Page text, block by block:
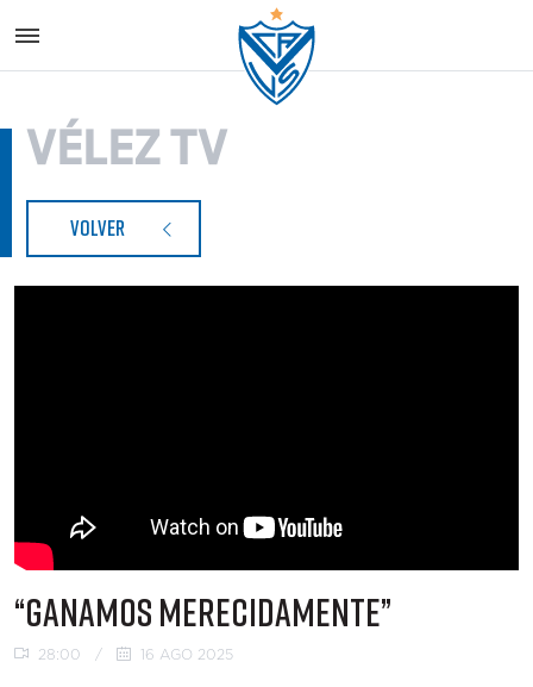
VÉLEZ TV
VOLVER
“GANAMOS MERECIDAMENTE”
28:00 / 16 AGO 2025